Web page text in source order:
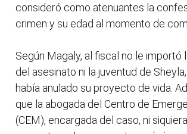
consideró como atenuantes la
crimen y su edad al momento de
Según Magaly, al fiscal no le importó
del asesinato ni la juventud de
había anulado su proyecto de vida.
que la abogada del Centro de
(CEM), encargada del caso, ni